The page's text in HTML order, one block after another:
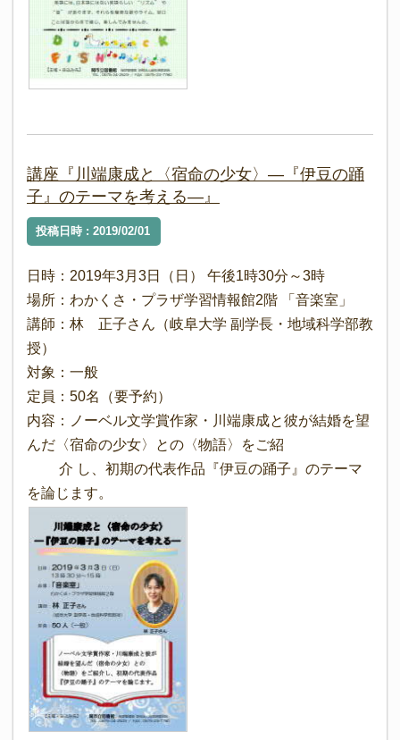
講座『川端康成と〈宿命の少女〉―『伊豆の踊
子』のテーマを考える―』
投稿日時 : 2019/02/01
日時：2019年3月3日（日） 午後1時30分～3時
場所：わかくさ・プラザ学習情報館2階 「音楽室」
講師：林 正子さん（岐阜大学 副学長・地域科学部教
授）
対象：一般
定員：50名（要予約）
内容：ノーベル文学賞作家・川端康成と彼が結婚を望
んだ〈宿命の少女〉との〈物語〉をご紹
介 し、初期の代表作品『伊豆の踊子』のテーマ
を論じます。